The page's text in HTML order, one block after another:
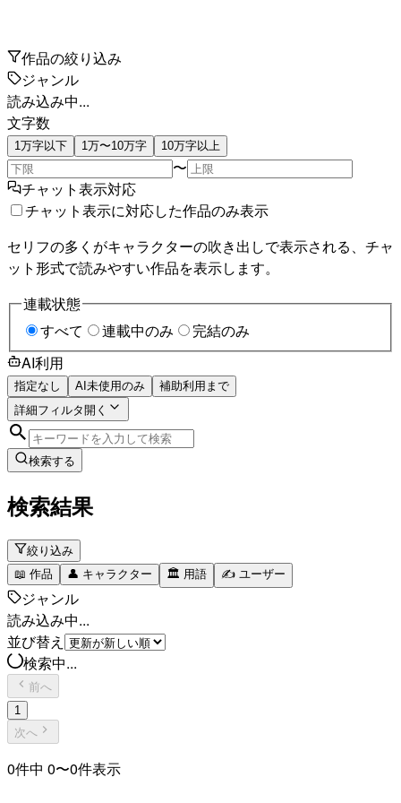
作品の絞り込み
ジャンル
読み込み中...
文字数
1万字以下 1万〜10万字 10万字以上
〜
チャット表示対応
チャット表示に対応した作品のみ表示
セリフの多くがキャラクターの吹き出しで表示される、チャ
ット形式で読みやすい作品を表示します。
連載状態
すべて
連載中のみ
完結のみ
AI利用
指定なし AI未使用のみ
補助利用まで
詳細フィルタ開く
検索する
検索結果
絞り込み
📖 作品 👤 キャラクター 🏛️ 用語 ✍️ ユーザー
ジャンル
読み込み中...
並び替え
検索中...
前へ
1
次へ
0件中 0〜0件表示